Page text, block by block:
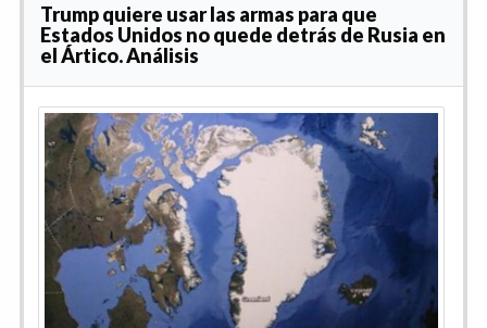
Trump quiere usar las armas para que
Estados Unidos no quede detrás de Rusia en
el Ártico. Análisis